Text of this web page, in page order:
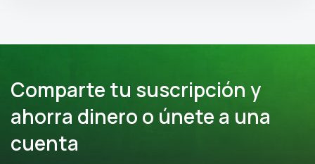
Comparte tu suscripción y
ahorra dinero o únete a una
cuenta